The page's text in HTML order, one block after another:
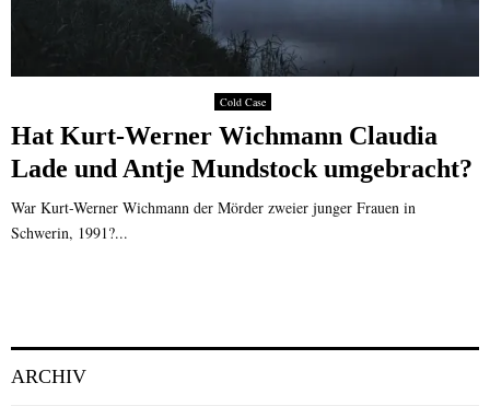
Cold Case
Hat Kurt-Werner Wichmann Claudia
Lade und Antje Mundstock umgebracht?
War Kurt-Werner Wichmann der Mörder zweier junger Frauen in
Schwerin, 1991?...
ARCHIV